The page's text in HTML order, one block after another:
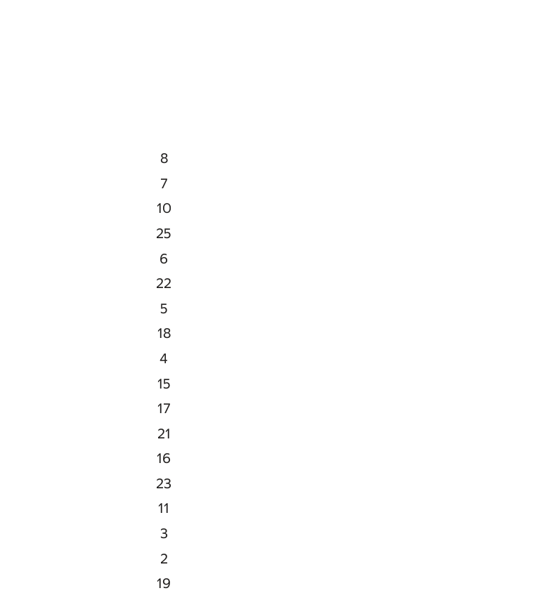
8
7
10
25
6
22
5
18
4
15
17
21
16
23
11
3
2
19